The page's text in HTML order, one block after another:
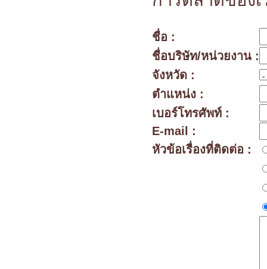
ชื่อ :
ชื่อบริษัท/หน่วยงาน :
จังหวัด :
ตำแหน่ง :
เบอร์โทรศัพท์ :
E-mail :
หัวข้อเรื่องที่ติดต่อ :